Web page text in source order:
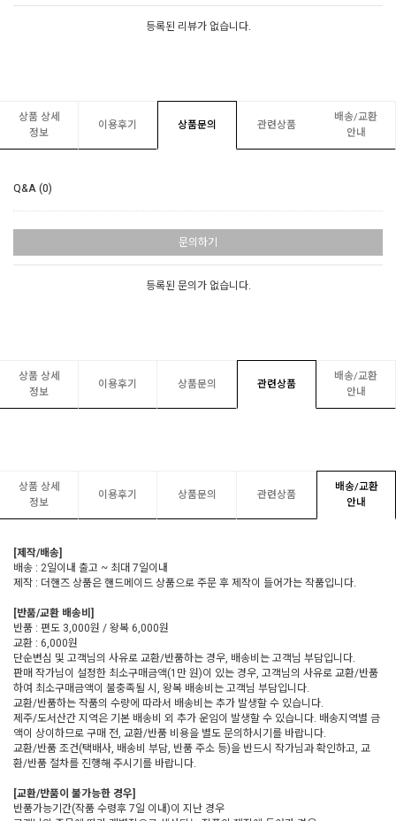
등록된 리뷰가 없습니다.
상품 상세
정보
이용후기 상품문의 관련상품
배송/교환
안내
Q&A (0)
문의하기
등록된 문의가 없습니다.
상품 상세
정보
이용후기 상품문의 관련상품
배송/교환
안내
상품 상세
정보
이용후기 상품문의 관련상품
배송/교환
안내
[제작/배송]
배송 : 2일이내 출고 ~ 최대 7일이내
제작 : 더핸즈 상품은 핸드메이드 상품으로 주문 후 제작이 들어가는 작품입니다.
[반품/교환 배송비]
반품 : 편도 3,000원 / 왕복 6,000원
교환 : 6,000원
단순변심 및 고객님의 사유로 교환/반품하는 경우, 배송비는 고객님 부담입니다.
판매 작가님이 설정한 최소구매금액(1만 원)이 있는 경우, 고객님의 사유로 교환/반품
하여 최소구매금액이 불충족될 시, 왕복 배송비는 고객님 부담입니다.
교환/반품하는 작품의 수량에 따라서 배송비는 추가 발생할 수 있습니다.
제주/도서산간 지역은 기본 배송비 외 추가 운임이 발생할 수 있습니다. 배송지역별 금
액이 상이하므로 구매 전, 교환/반품 비용을 별도 문의하시기를 바랍니다.
교환/반품 조건(택배사, 배송비 부담, 반품 주소 등)을 반드시 작가님과 확인하고, 교
환/반품 절차를 진행해 주시기를 바랍니다.
[교환/반품이 불가능한 경우]
반품가능기간(작품 수령후 7일 이내)이 지난 경우